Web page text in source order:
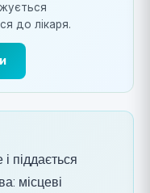
до лікаря.
піддається
місцеві